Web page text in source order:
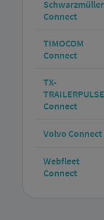
Schwarzmüller
Connect
TIMOCOM
Connect
TX-
TRAILERPULSE
Connect
Volvo Connect
Webfleet
Connect